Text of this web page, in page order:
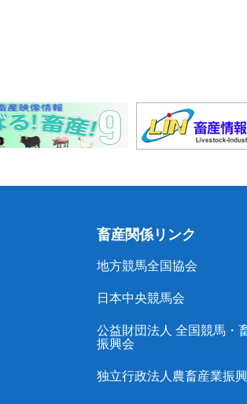
畜産関係リンク
地方競馬全国協会
日本中央競馬会
公益財団法人 全国競馬・
振興会
独立行政法人農畜産業振